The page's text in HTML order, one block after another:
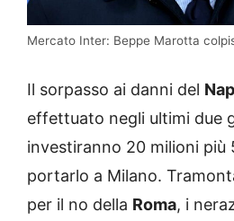
Mercato Inter: Beppe Marotta
Il sorpasso ai danni del
effettuato negli ultimi due
investiranno 20 milioni più
portarlo a Milano.
per il no della Roma, i